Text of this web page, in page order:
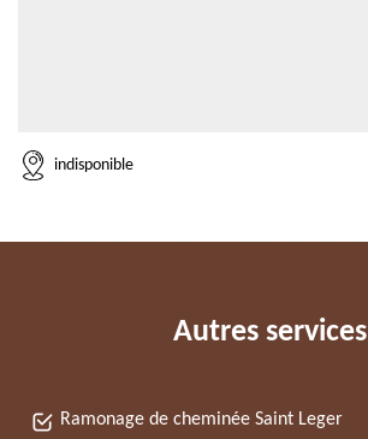
indisponible
Autres services
Ramonage de cheminée Saint Leger